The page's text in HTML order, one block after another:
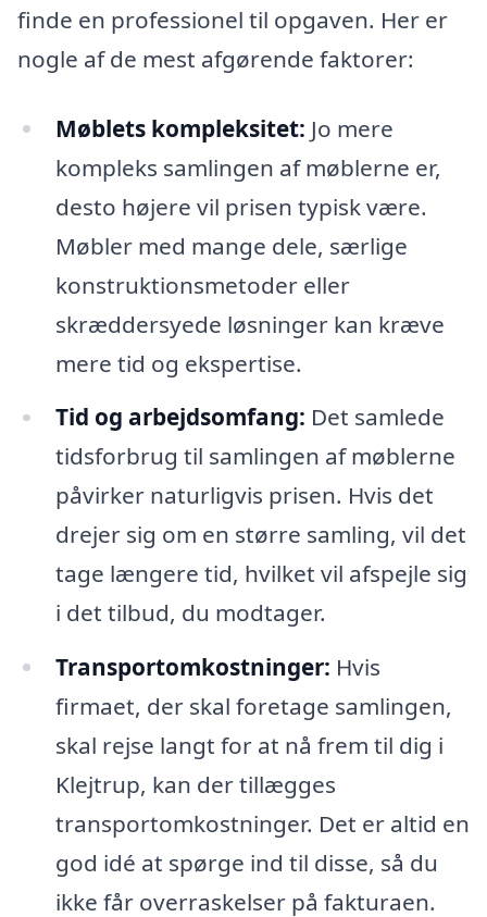
finde en professionel til opgaven. Her er
nogle af de mest afgørende faktorer:
Møblets kompleksitet: Jo mere
kompleks samlingen af møblerne er,
desto højere vil prisen typisk være.
Møbler med mange dele, særlige
konstruktionsmetoder eller
skræddersyede løsninger kan kræve
mere tid og ekspertise.
Tid og arbejdsomfang: Det samlede
tidsforbrug til samlingen af møblerne
påvirker naturligvis prisen. Hvis det
drejer sig om en større samling, vil det
tage længere tid, hvilket vil afspejle sig
i det tilbud, du modtager.
Transportomkostninger: Hvis
firmaet, der skal foretage samlingen,
skal rejse langt for at nå frem til dig i
Klejtrup, kan der tillægges
transportomkostninger. Det er altid en
god idé at spørge ind til disse, så du
ikke får overraskelser på fakturaen.